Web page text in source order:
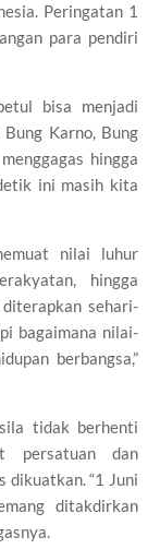
Peringatan 1
para pendiri
bisa menjadi
Karno, Bung
hingga
ini masih kita
nilai luhur
hingga
sehari-
bagaimana nilai-
berbangsa,”
tidak berhenti
persatuan dan
dikuatkan. “1 Juni
ditakdirkan